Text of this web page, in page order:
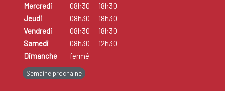
Mercredi
08h30
18h30
Jeudi
08h30
18h30
Vendredi
08h30
18h30
Samedi
08h30
12h30
Dimanche
fermé
Semaine prochaine